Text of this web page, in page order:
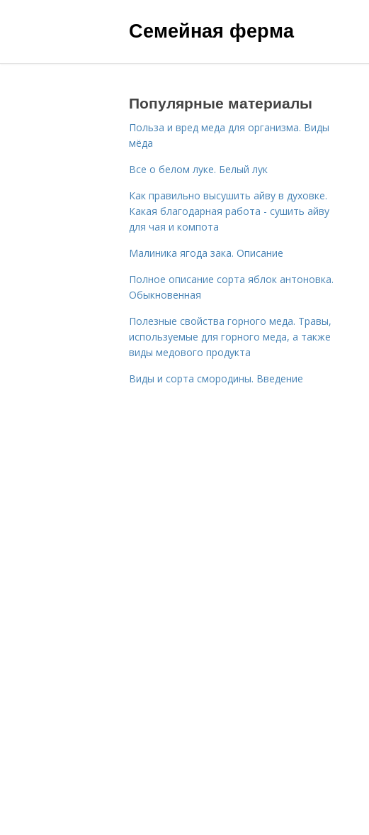
Семейная ферма
Популярные материалы
Польза и вред меда для организма. Виды
мёда
Все о белом луке. Белый лук
Как правильно высушить айву в духовке.
Какая благодарная работа - сушить айву
для чая и компота
Малиника ягода зака. Описание
Полное описание сорта яблок антоновка.
Обыкновенная
Полезные свойства горного меда. Травы,
используемые для горного меда, а также
виды медового продукта
Виды и сорта смородины. Введение